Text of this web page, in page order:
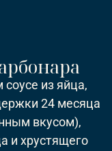
из яйца,
24 месяца
вкусом),
и хрустящего